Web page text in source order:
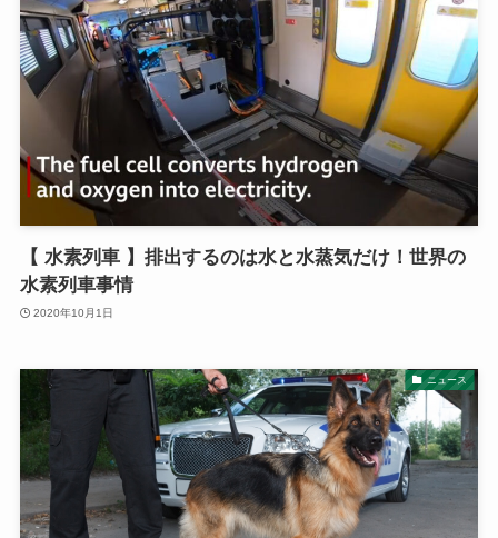
【 水素列車 】排出するのは水と水蒸気だけ！世界の
水素列車事情
2020年10月1日
ニュース